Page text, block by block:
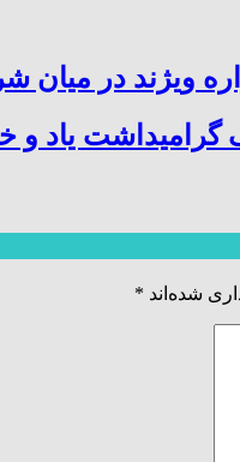
ویژند در
یاد و
شده‌اند *